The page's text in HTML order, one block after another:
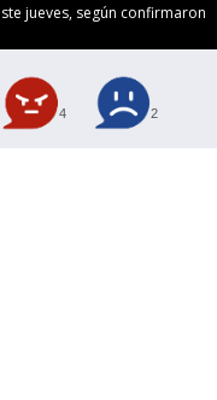
jueves, según confirmaron
4 2